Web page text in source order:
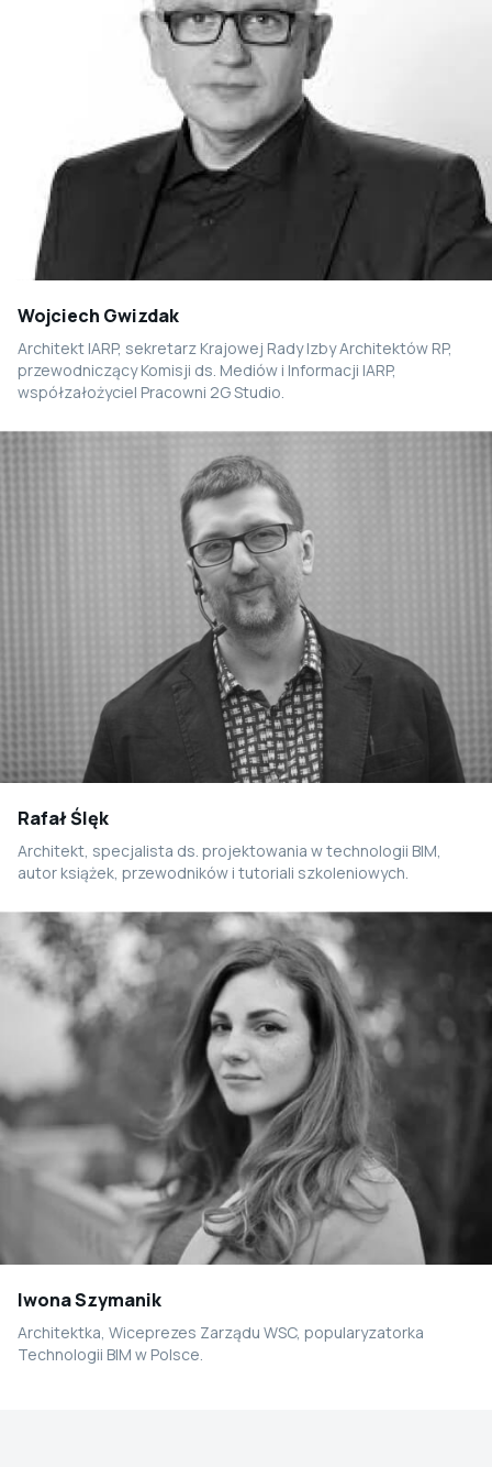
Wojciech Gwizdak
Architekt IARP, sekretarz Krajowej Rady Izby Architektów RP,
przewodniczący Komisji ds. Mediów i Informacji IARP,
współzałożyciel Pracowni 2G Studio.
Rafał Ślęk
Architekt, specjalista ds. projektowania w technologii BIM,
autor książek, przewodników i tutoriali szkoleniowych.
Iwona Szymanik
Architektka, Wiceprezes Zarządu WSC, popularyzatorka
Technologii BIM w Polsce.